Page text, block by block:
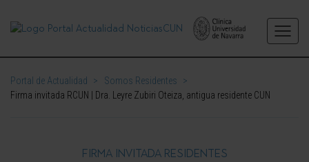
Portal de Actualidad > Somos Residentes
>
Firma invitada RCUN | Dra. Leyre Zubiri Oteiza, antigua residente CUN
FIRMA INVITADA RESIDENTES